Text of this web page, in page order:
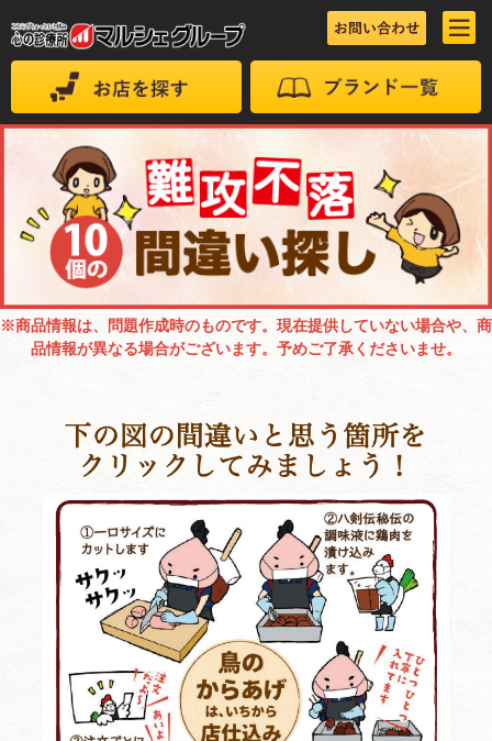
※商品情報は、問題作成時のものです。現在提供していない場合や、商
品情報が異なる場合がございます。予めご了承くださいませ。